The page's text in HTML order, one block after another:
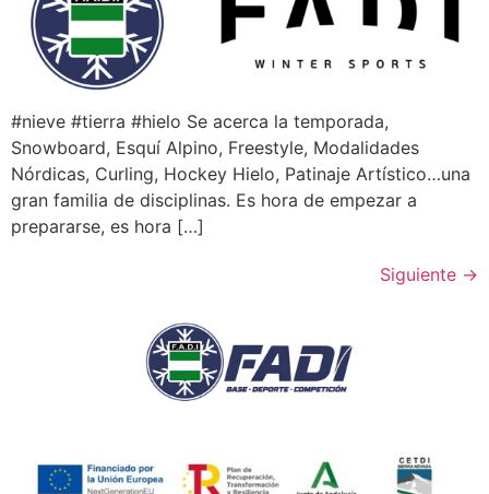
#nieve #tierra #hielo Se acerca la temporada,
Snowboard, Esquí Alpino, Freestyle, Modalidades
Nórdicas, Curling, Hockey Hielo, Patinaje Artístico…una
gran familia de disciplinas. Es hora de empezar a
prepararse, es hora […]
Siguiente →